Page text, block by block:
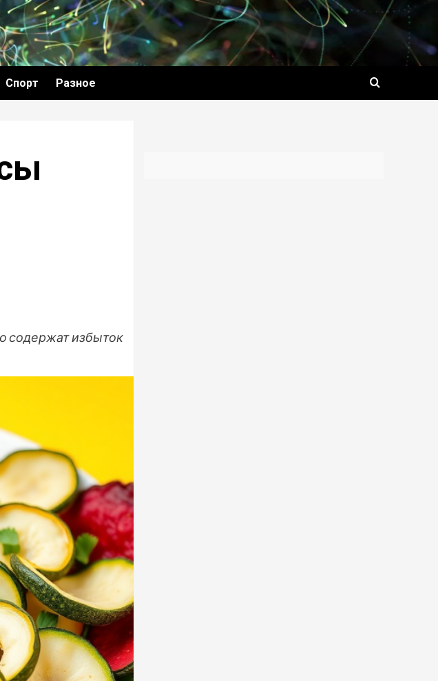
Спорт Разное
содержат избыток